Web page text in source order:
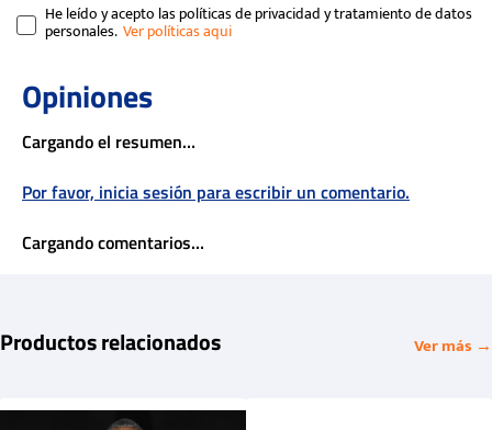
He leído y acepto las políticas de privacidad y tratamiento de datos
personales.
Cargando el resumen…
Por favor, inicia sesión para escribir un comentario.
Cargando comentarios…
Productos relacionados Ver más →